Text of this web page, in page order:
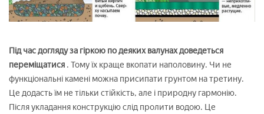
Під час догляду за гіркою по деяких валунах доведеться
переміщатися . Тому їх краще вкопати наполовину. Чи не
функціональні камені можна присипати грунтом на третину.
Це додасть їм не тільки стійкість, але і природну гармонію.
Після укладання конструкцію слід пролити водою. Це